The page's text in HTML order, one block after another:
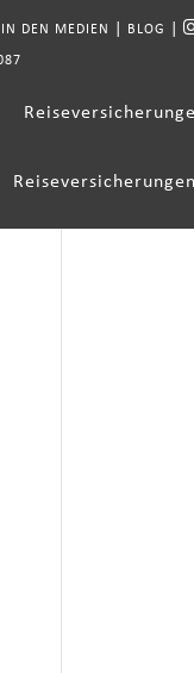
IN DEN MEDIEN BLOG
Reiseversicherungen